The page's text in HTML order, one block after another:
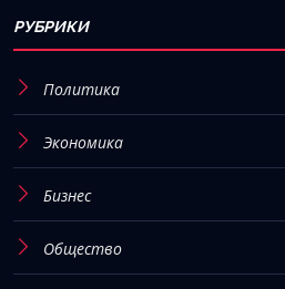
РУБРИКИ
Политика
Экономика
Бизнес
Общество